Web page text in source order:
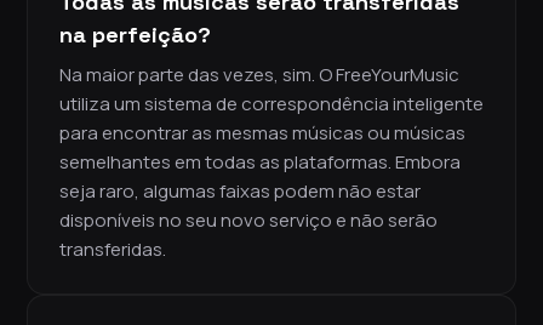
na perfeição?
Na maior parte das vezes, sim. O FreeYourMusic
utiliza um sistema de correspondência inteligente
para encontrar as mesmas músicas ou músicas
semelhantes em todas as plataformas. Embora
seja raro, algumas faixas podem não estar
disponíveis no seu novo serviço e não serão
transferidas.